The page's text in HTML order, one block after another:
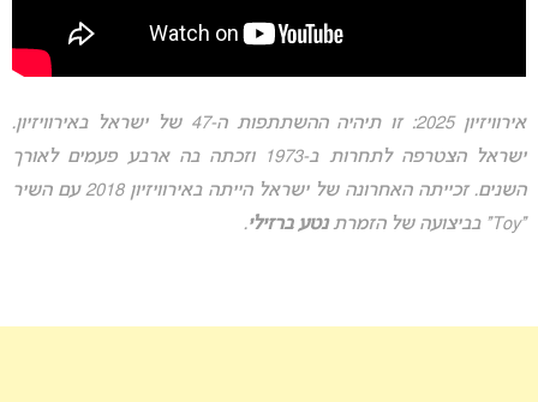
אירוויזיון 2025: זו תיהיה ההשתתפות ה-47 של ישראל באירוויזיון.
ישראל הצטרפה לתחרות ב-1973 וזכתה בה ארבע פעמים לאורך
השנים. זכייתה האחרונה של ישראל הייתה באירוויזיון 2018 עם השיר
“Toy” בביצועה של הזמרת
נטע ברזילי.